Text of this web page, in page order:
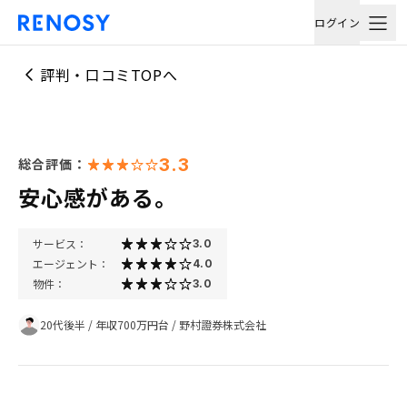
ログイン
評判・口コミTOPへ
総合評価： 3.3
安心感がある。
サービス： 3.0
エージェント： 4.0
物件： 3.0
20代後半 / 年収700万円台 / 野村證券株式会社